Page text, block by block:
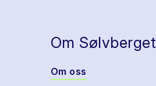
Om Sølvberget
Om oss